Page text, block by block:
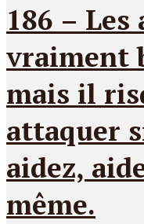
186 –
vraiment
mais il
attaquer
aidez,
même.